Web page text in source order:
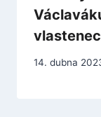
14. dubna